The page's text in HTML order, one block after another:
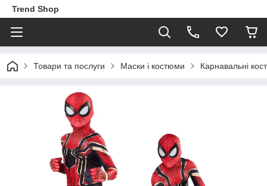
Trend Shop
Товари та послуги Маски і костюми Карнавальні